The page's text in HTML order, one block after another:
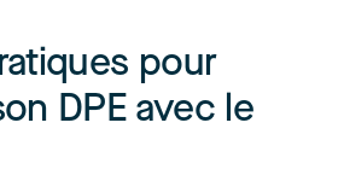
pour
DPE avec le